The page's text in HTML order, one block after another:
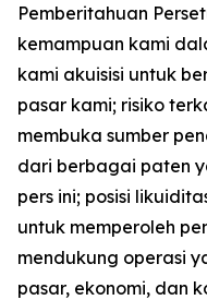
Pemberitahuan
kemampuan kami
kami akuisisi untuk
pasar kami; risiko
membuka sumber
dari berbagai paten
pers ini; posisi
untuk memperoleh
mendukung operasi
pasar, ekonomi, dan